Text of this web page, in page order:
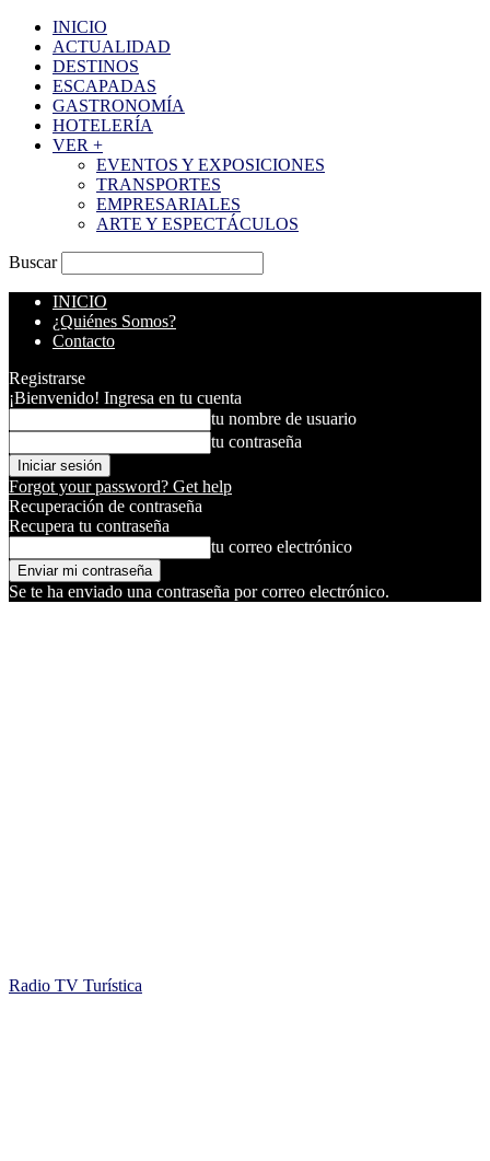
INICIO
ACTUALIDAD
DESTINOS
ESCAPADAS
GASTRONOMÍA
HOTELERÍA
VER +
EVENTOS Y EXPOSICIONES
TRANSPORTES
EMPRESARIALES
ARTE Y ESPECTÁCULOS
Buscar
INICIO
¿Quiénes Somos?
Contacto
Registrarse
¡Bienvenido! Ingresa en tu cuenta
tu nombre de usuario
tu contraseña
Forgot your password? Get help
Recuperación de contraseña
Recupera tu contraseña
tu correo electrónico
Se te ha enviado una contraseña por correo electrónico.
Radio TV Turística